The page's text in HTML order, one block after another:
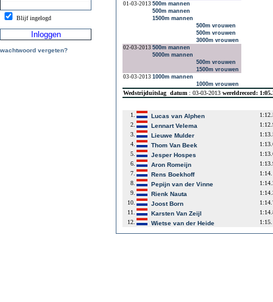
Blijf ingelogd
wachtwoord vergeten?
01-03-2013 500m mannen
500m mannen
1500m mannen
500m vrouwen
500m vrouwen
3000m vrouwen
02-03-2013 500m mannen
5000m mannen
500m vrouwen
1500m vrouwen
03-03-2013 1000m mannen
1000m vrouwen
Wedstrijduitslag datum : 03-03-2013 wereldrecord:
1. Lucas van Alphen
2.
Lennart Velema
3.
Lieuwe Mulder
4.
Thom Van Beek
5.
Jesper Hospes
6.
Aron Romeijn
7.
Rens Boekhoff
8.
Pepijn van der Vinne
9.
Rienk Nauta
10.
Joost Born
11.
Karsten Van Zeijl
12.
Wietse van der Heide